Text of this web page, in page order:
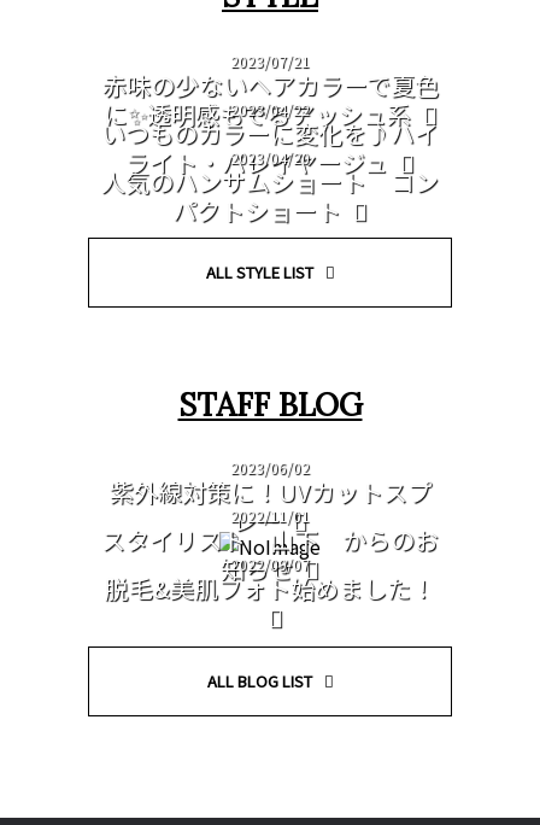
2023/07/21
赤味の少ないヘアカラーで夏色
に✨透明感もでるアッシュ系
2023/04/22
いつものカラーに変化を♪ハイ
ライト・バレイヤージュ
2023/04/20
人気のハンサムショート コン
パクトショート
ALL STYLE LIST
STAFF BLOG
2023/06/02
紫外線対策に！UVカットスプ
レー
2022/11/01
スタイリスト 山下 からのお
知らせ
2022/09/07
脱毛&美肌フォト始めました！
ALL BLOG LIST